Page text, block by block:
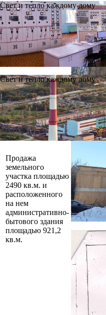
Свет и тепло каждому дому
Свет и тепло каждому дому
Продажа
земельного
участка площадью
2490 кв.м. и
расположенного
на нем
административно-
бытового здания
площадью 921,2
кв.м.
тел.:
e-mail: